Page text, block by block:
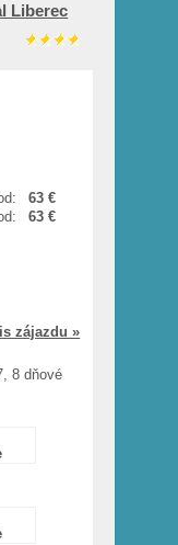
Liberec
63 €
63 €
zájazdu »
8 dňové